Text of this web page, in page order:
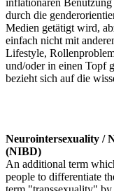
durch die
Medien getätigt wird,
einfach nicht mit
Lifestyle,
und/oder in einen Topf
bezieht sich auf die
Neurointersexuality /
(NIBD)
An additional term
people to differentiate